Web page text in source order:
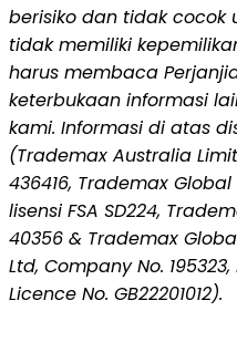
berisiko dan tidak cocok
tidak memiliki
harus membaca
keterbukaan informasi
kami. Informasi di atas
(Trademax Australia
436416, Trademax
lisensi FSA SD224,
40356 & Trademax
Ltd, Company No.
Licence No. GB22201012).